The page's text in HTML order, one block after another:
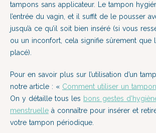
tampons sans applicateur. Le tampon
l’entrée du vagin, et il suffit de le pousser
jusqu’à ce qu’il soit bien inséré (si vous
ou un inconfort, cela signifie sûrement que
placé).
Pour en savoir plus sur l’utilisation d’un
notre article : « Comment utiliser un
On y détaille tous les bons gestes
menstruelle à connaître pour insérer et
votre tampon périodique.